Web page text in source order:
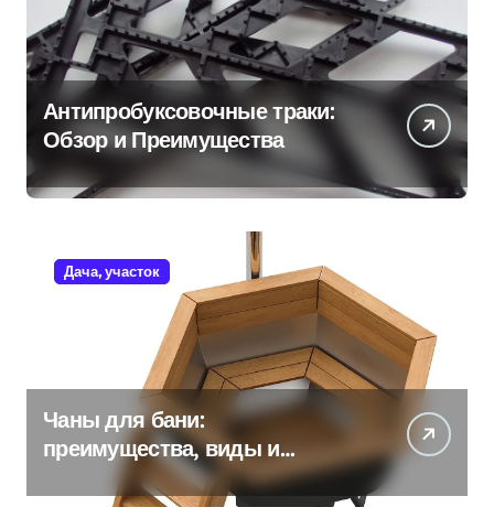
Антипробуксовочные траки:
Обзор и Преимущества
Дача, участок
Чаны для бани:
преимущества, виды и
особенности использования